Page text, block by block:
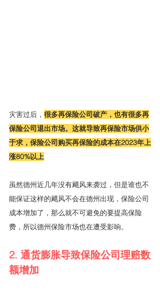
灾害过后， 很多再保险公司破产，也有很多再
保险公司退出市场。这就导致再保险市场供小
于求，保险公司购买再保险的成本在2023年上
涨80%以上
虽然德州近几年没有飓风来袭过，但是谁也不
能保证这样的飓风不会在德州出现，保险公司
成本增加了，那么就不可避免的要提高保险
费，所以德州保险市场也在遭受影响。
2. 通货膨胀导致保险公司理赔数
额增加